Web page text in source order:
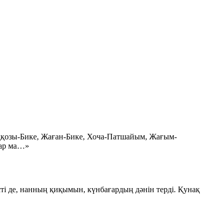
Бике, Жаған-Бике, Хоча-Патшайым, Жағым-
ма…»
де, нанның қиқымын, күнбағардың дәнін терді. Қунақ